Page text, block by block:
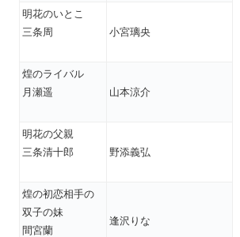
明花のいとこ
三条周
小宮璃央
煌のライバル
月瀬遥
山本涼介
明花の父親
三条清十郎
野添義弘
煌の初恋相手の
双子の妹
間宮蘭
逢沢りな